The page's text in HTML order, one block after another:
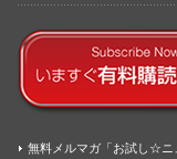
無料メルマガ「お試し☆ニ